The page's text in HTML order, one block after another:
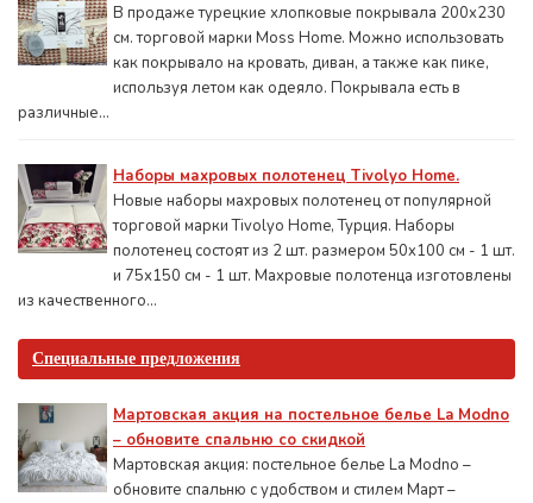
В продаже турецкие хлопковые покрывала 200x230
см. торговой марки Moss Home. Можно использовать
как покрывало на кровать, диван, а также как пике,
используя летом как одеяло. Покрывала есть в
различные...
Наборы махровых полотенец Tivolyo Home.
Новые наборы махровых полотенец от популярной
торговой марки Tivolyo Home, Турция. Наборы
полотенец состоят из 2 шт. размером 50x100 см - 1 шт.
и 75х150 см - 1 шт. Махровые полотенца изготовлены
из качественного...
Специальные предложения
Мартовская акция на постельное белье La Modno
– обновите спальню со скидкой
Мартовская акция: постельное белье La Modno –
обновите спальню с удобством и стилем Март –